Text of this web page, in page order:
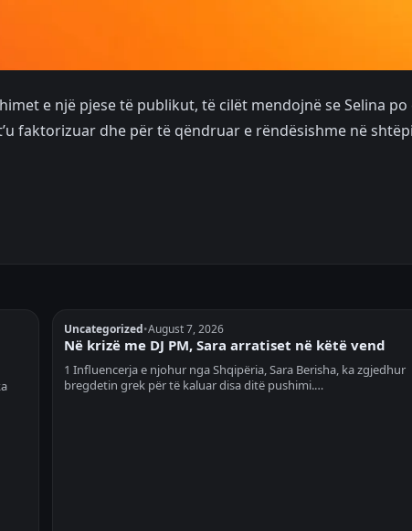
e një pjese të publikut, të cilët mendojnë se Selina po
faktorizuar dhe për të qëndruar e rëndësishme në
Uncategorized•August 7, 2026
Në krizë me DJ PM, Sara arratiset në këtë vend
1 Influencerja e njohur nga Shqipëria, Sara Berisha, ka zgjedhur
bregdetin grek për të kaluar disa ditë pushimi.…